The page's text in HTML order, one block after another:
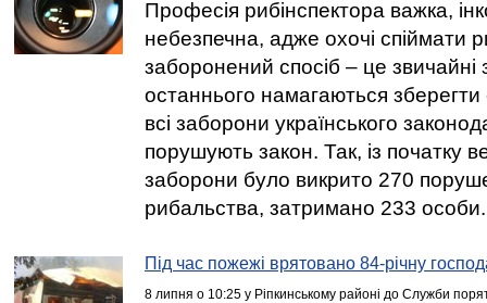
Професія рибінспектора важка,
небезпечна, адже охочі спіймати
заборонений спосіб – це звичайні
останнього намагаються зберегти
всі заборони українського
порушують закон. Так, із початку
заборони було викрито 270
рибальства, затримано 233 особи.
Під час пожежі врятовано 84-річну
8 липня о 10:25 у Ріпкинському районі до Служби